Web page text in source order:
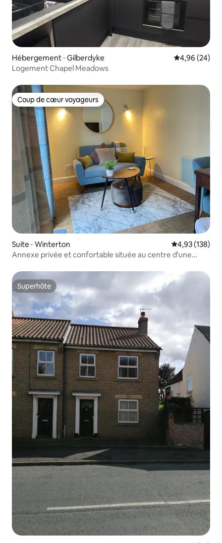
Hébergement ⋅ Gilberdyke Évaluation
4,96 (24)
Logement Chapel Meadows
Coup de cœur voyageurs
Coup de cœur voyageurs
Suite ⋅ Winterton Évaluation
4,93 (138)
Annexe privée et confortable située au centre d'une
Superhôte
Superhôte